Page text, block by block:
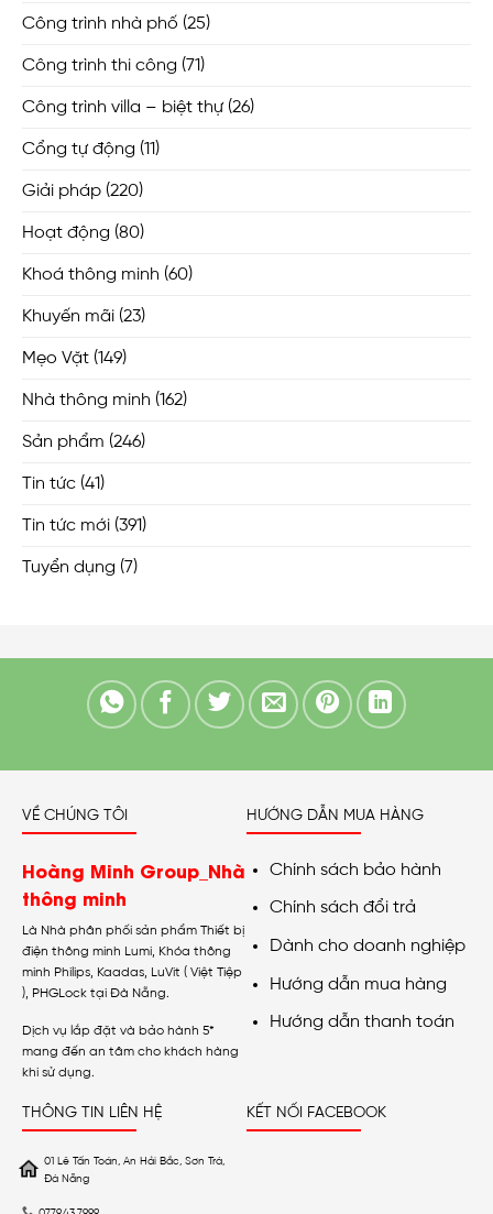
Công trình nhà phố (25)
Công trình thi công (71)
Công trình villa – biệt thự(26)
Cổng tự động (11)
Giải pháp (220)
Hoạt động (80)
Khoá thông minh (60)
Khuyến mãi (23)
Mẹo Vặt (149)
Nhà thông minh (162)
Sản phẩm (246)
Tin tức (41)
Tin tức mới (391)
Tuyển dụng (7)
VỀ CHÚNG TÔI
Hoàng Minh Group_Nhà
thông minh
Là Nhà phân phối sản phẩm Thiết bị
điện thông minh Lumi, Khóa thông
minh Philips, Kaadas, LuVit ( Việt Tiệp
), PHGLock tại Đà Nẵng.
Dịch vụ lắp đặt và bảo hành 5*
mang đến an tâm cho khách hàng
khi sử dụng.
HƯỚNG DẪN MUA HÀNG
Chính sách bảo hành
Chính sách đổi trả
Dành cho doanh nghiệp
Hướng dẫn mua hàng
Hướng dẫn thanh toán
THÔNG TIN LIÊN HỆ
01 Lê Tấn Toán, An Hải Bắc, Sơn Trà,
Đà Nẵng
KẾT NỐI FACEBOOK